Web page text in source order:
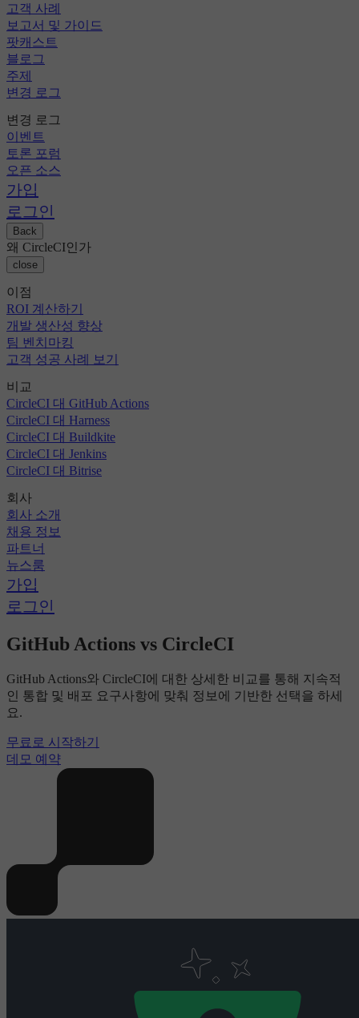
고객 사례
보고서 및 가이드
팟캐스트
블로그
주제
변경 로그
변경 로그
이벤트
토론 포럼
오픈 소스
가입
로그인
Back
왜 CircleCI인가
close
이점
ROI 계산하기
개발 생산성 향상
팀 벤치마킹
고객 성공 사례 보기
비교
CircleCI 대 GitHub Actions
CircleCI 대 Harness
CircleCI 대 Buildkite
CircleCI 대 Jenkins
CircleCI 대 Bitrise
회사
회사 소개
채용 정보
파트너
뉴스룸
가입
로그인
GitHub Actions vs CircleCI
GitHub Actions와 CircleCI에 대한 상세한 비교를 통해 지속적
인 통합 및 배포 요구사항에 맞춰 정보에 기반한 선택을 하세
요.
무료로 시작하기
데모 예약